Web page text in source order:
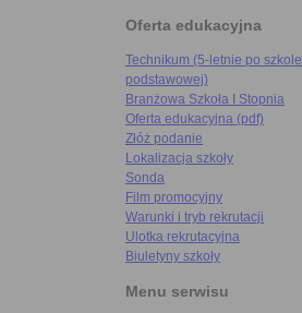
Oferta edukacyjna
Technikum (5-letnie po szkole
podstawowej)
Branżowa Szkoła I Stopnia
Oferta edukacyjna (pdf)
Złóż podanie
Lokalizacja szkoły
Sonda
Film promocyjny
Warunki i tryb rekrutacji
Ulotka rekrutacyjna
Biuletyny szkoły
Menu serwisu